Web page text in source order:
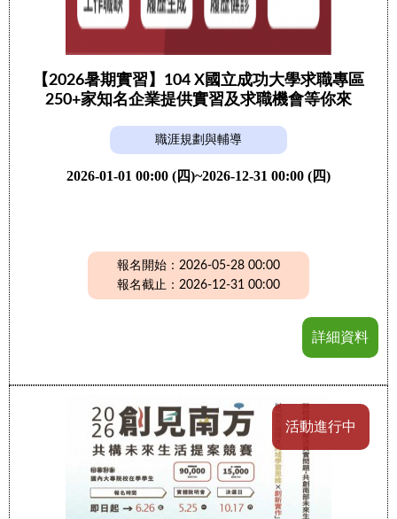
【2026暑期實習】104 X國立成功大學求職專區
250+家知名企業提供實習及求職機會等你來
職涯規劃與輔導
2026-01-01 00:00 (四)~2026-12-31 00:00 (四)
報名開始：2026-05-28 00:00
報名截止：2026-12-31 00:00
詳細資料
活動進行中